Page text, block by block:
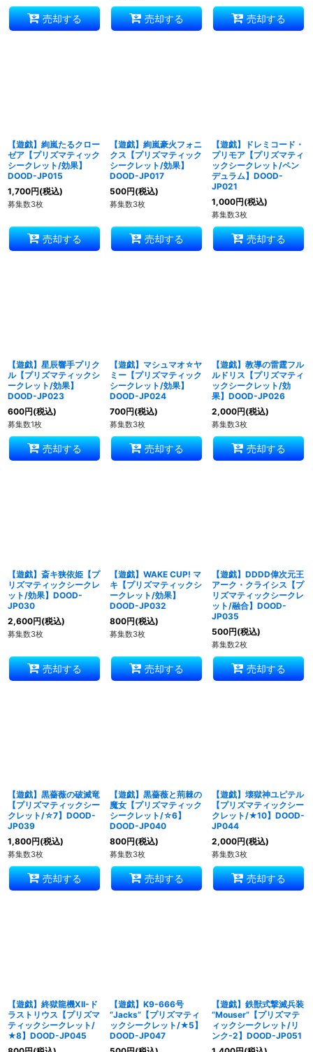
売却する 売却する 売却する
【遊戯】絢嵐たるクロー
ゼア【プリズマティック
シークレット/効果】
DOOD-JP015
1,700円(税込)
募集数3枚
売却する
【遊戯】絢嵐豪火フォニ
クス【プリズマティック
シークレット/効果】
DOOD-JP017
500円(税込)
募集数3枚
売却する
【遊戯】ドレミコード・
プリモア【プリズマティ
ックシークレット/ペン
デュラム】DOOD-
JP021
1,000円(税込)
募集数3枚
売却する
【遊戯】星辰響手プリク
ル【プリズマティックシ
ークレット/効果】
DOOD-JP023
600円(税込)
募集数1枚
売却する
【遊戯】マシュマオ☆ヤ
ミー【プリズマティック
シークレット/効果】
DOOD-JP024
700円(税込)
募集数3枚
売却する
【遊戯】教導の雷霆フル
ルドリス【プリズマティ
ックシークレット/効
果】DOOD-JP026
2,000円(税込)
募集数3枚
売却する
【遊戯】斎キ狭依姫【プ
リズマティックシークレ
ット/効果】DOOD-
JP030
2,600円(税込)
募集数3枚
売却する
【遊戯】WAKE CUP! マ
キ【プリズマティックシ
ークレット/効果】
DOOD-JP032
800円(税込)
募集数3枚
売却する
【遊戯】DDDD偉次元王
アーク・クライシス【プ
リズマティックシークレ
ット/融合】DOOD-
JP035
500円(税込)
募集数2枚
売却する
【遊戯】黒薔薇の破滅竜
【プリズマティックシー
クレット/☆7】DOOD-
JP039
1,800円(税込)
募集数3枚
売却する
【遊戯】黒薔薇と荊棘の
魔女【プリズマティック
シークレット/☆6】
DOOD-JP040
800円(税込)
募集数3枚
売却する
【遊戯】壊獄神ユピテル
【プリズマティックシー
クレット/★10】DOOD-
JP044
2,000円(税込)
募集数3枚
売却する
【遊戯】終獄龍機XII-ド
ラストリウス【プリズマ
ティックシークレット/
★8】DOOD-JP045
【遊戯】K9-666号
“Jacks”【プリズマティ
ックシークレット/★5】
DOOD-JP047
【遊戯】鉄獣式撃滅兵装
“Mouser”【プリズマテ
ィックシークレット/リ
ンク-2】DOOD-JP051